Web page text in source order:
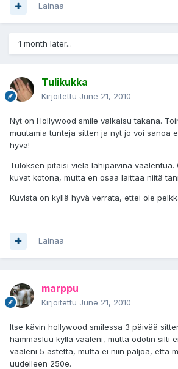
Lainaa
1 month later...
Tulikukka
Kirjoitettu June 21, 2010
Nyt on Hollywood smile valkaisu takana.
muutamia tunteja sitten ja nyt jo voi sanoa
hyvä!
Tuloksen pitäisi vielä lähipäivinä vaalentua.
kuvat kotona, mutta en osaa laittaa niitä
Kuvista on kyllä hyvä verrata, ettei ole
Lainaa
marppu
Kirjoitettu June 21, 2010
Itse kävin hollywood smilessa 3 päivää
hammasluu kyllä vaaleni, mutta odotin silti
vaaleni 5 astetta, mutta ei niin paljoa, että
uudelleen 250e.